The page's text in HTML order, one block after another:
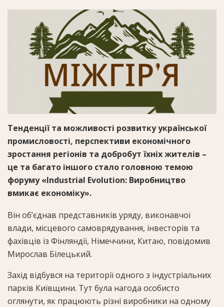
Тенденції та можливості розвитку української
промисловості, перспективи економічного
зростання регіонів та добробут їхніх жителів –
це та багато іншого стало головною темою
форуму «Industrial Evolution: Виробництво
вмикає економіку».
Він об’єднав представників уряду, виконавчої
влади, місцевого самоврядування, інвесторів та
фахівців із Фінляндії, Німеччини, Китаю, повідомив
Мирослав Білецький.
Захід відбувся на території одного з індустріальних
парків Київщини. Тут була нагода особисто
оглянути, як працюють різні виробники на одному